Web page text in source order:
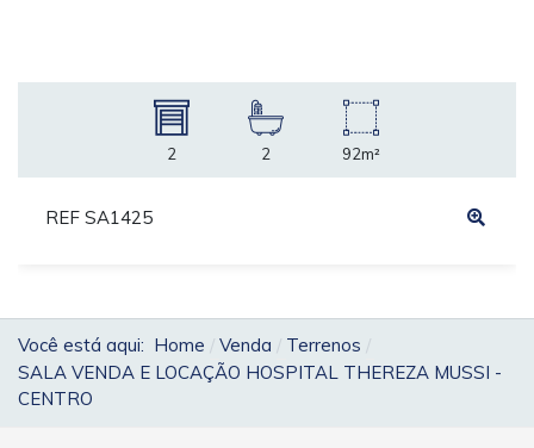
2 2 92m²
REF SA1425
Você está aqui: Home Venda
Terrenos
SALA VENDA E LOCAÇÃO HOSPITAL THEREZA MUSSI -
CENTRO